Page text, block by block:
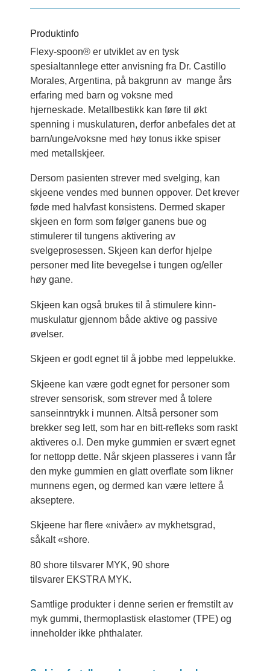
Produktinfo
Flexy-spoon® er utviklet av en tysk
spesialtannlege etter anvisning fra Dr. Castillo
Morales, Argentina, på bakgrunn av mange års
erfaring med barn og voksne med
hjerneskade. Metallbestikk kan føre til økt
spenning i muskulaturen, derfor anbefales det at
barn/unge/voksne med høy tonus ikke spiser
med metallskjeer.
Dersom pasienten strever med svelging, kan
skjeene vendes med bunnen oppover. Det krever
føde med halvfast konsistens. Dermed skaper
skjeen en form som følger ganens bue og
stimulerer til tungens aktivering av
svelgeprosessen. Skjeen kan derfor hjelpe
personer med lite bevegelse i tungen og/eller
høy gane.
Skjeen kan også brukes til å stimulere kinn-
muskulatur gjennom både aktive og passive
øvelser.
Skjeen er godt egnet til å jobbe med leppelukke.
Skjeene kan være godt egnet for personer som
strever sensorisk, som strever med å tolere
sanseinntrykk i munnen. Altså personer som
brekker seg lett, som har en bitt-refleks som raskt
aktiveres o.l. Den myke gummien er svært egnet
for nettopp dette. Når skjeen plasseres i vann får
den myke gummien en glatt overflate som likner
munnens egen, og dermed kan være lettere å
akseptere.
Skjeene har flere «nivåer» av mykhetsgrad,
såkalt «shore.
80 shore tilsvarer MYK, 90 shore
tilsvarer EKSTRA MYK.
Samtlige produkter i denne serien er fremstilt av
myk gummi, thermoplastisk elastomer (TPE) og
inneholder ikke phthalater.